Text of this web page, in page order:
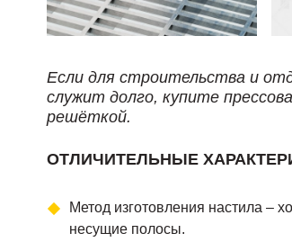
Если для строительства и
служит долго, купите
решёткой.
ОТЛИЧИТЕЛЬНЫЕ
Метод изготовления настила –
несущие полосы.